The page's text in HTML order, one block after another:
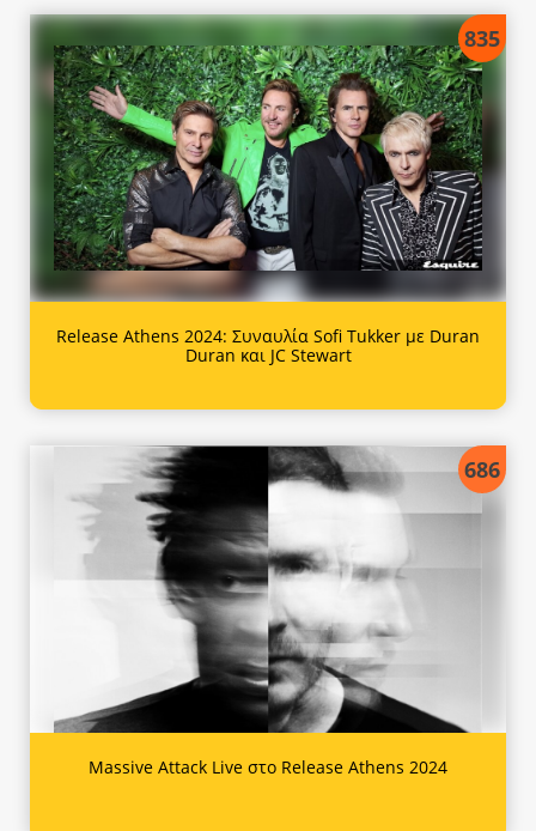
835
Release Athens 2024: Συναυλία Sofi Tukker με Duran
Duran και JC Stewart
686
Massive Attack Live στο Release Athens 2024